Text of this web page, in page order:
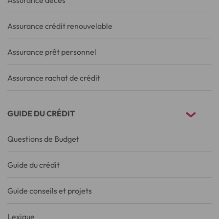
Assurance crédit renouvelable
Assurance prêt personnel
Assurance rachat de crédit
GUIDE DU CRÉDIT
Questions de Budget
Guide du crédit
Guide conseils et projets
Lexique